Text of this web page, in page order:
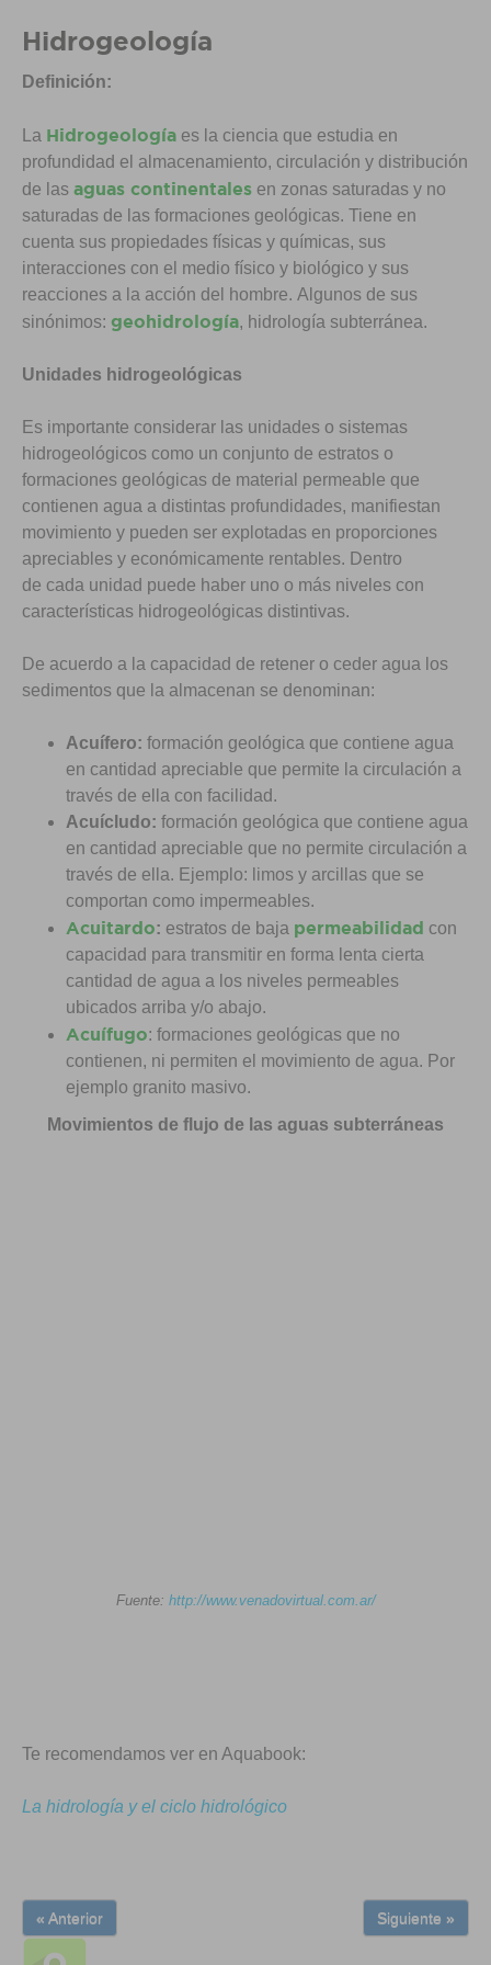
Hidrogeología
Definición:
La Hidrogeología es la ciencia que estudia en
profundidad el almacenamiento, circulación y distribución
de las aguas continentales en zonas saturadas y no
saturadas de las formaciones geológicas. Tiene en
cuenta sus propiedades físicas y químicas, sus
interacciones con el medio físico y biológico y sus
reacciones a la acción del hombre. Algunos de sus
sinónimos: geohidrología, hidrología subterránea.
Unidades hidrogeológicas
Es importante considerar las unidades o sistemas
hidrogeológicos como un conjunto de estratos o
formaciones geológicas de material permeable que
contienen agua a distintas profundidades, manifiestan
movimiento y pueden ser explotadas en proporciones
apreciables y económicamente rentables. Dentro
de cada unidad puede haber uno o más niveles con
características hidrogeológicas distintivas.
De acuerdo a la capacidad de retener o ceder agua los
sedimentos que la almacenan se denominan:
Acuífero: formación geológica que contiene agua
en cantidad apreciable que permite la circulación a
través de ella con facilidad.
Acuícludo: formación geológica que contiene agua
en cantidad apreciable que no permite circulación a
través de ella. Ejemplo: limos y arcillas que se
comportan como impermeables.
Acuitardo: estratos de baja permeabilidad con
capacidad para transmitir en forma lenta cierta
cantidad de agua a los niveles permeables
ubicados arriba y/o abajo.
Acuífugo: formaciones geológicas que no
contienen, ni permiten el movimiento de agua. Por
ejemplo granito masivo.
Movimientos de flujo de las aguas subterráneas
Fuente: http://www.venadovirtual.com.ar/
Te recomendamos ver en Aquabook:
La hidrología y el ciclo hidrológico
« Anterior Siguiente »